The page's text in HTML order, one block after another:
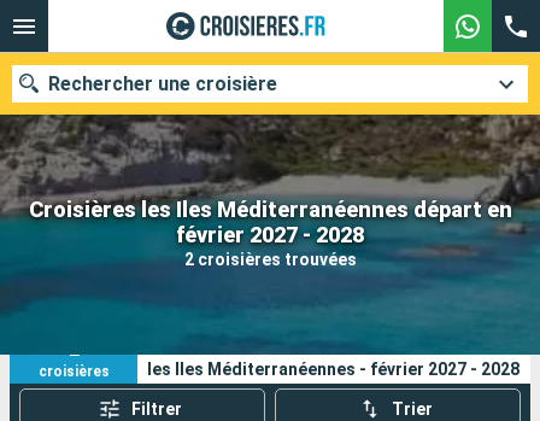
Croisières les Iles Méditerranéennes départ en
février 2027 - 2028
2 croisières trouvées
Rechercher une croisière
Nos destinations
Mois de départ
Rechercher
2
croisières
Vos critères de recherche :
les Iles Méditerranéennes - février 2027 - 2028
Filtrer Trier